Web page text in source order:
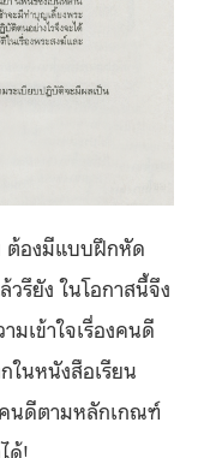
ต้องมีแบบฝึกหัด
วรึยัง ในโอกาสนี้จึง
เข้าใจเรื่องคนดี
นหนังสือเรียน
คนดีตามหลักเกณฑ์
ด้!